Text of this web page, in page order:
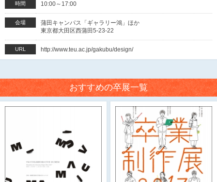
時間 10:00～17:00
会場
蒲田キャンパス「ギャラリー鴻」ほか
東京都大田区西蒲田5-23-22
URL http://www.teu.ac.jp/gakubu/design/
おすすめの卒展一覧